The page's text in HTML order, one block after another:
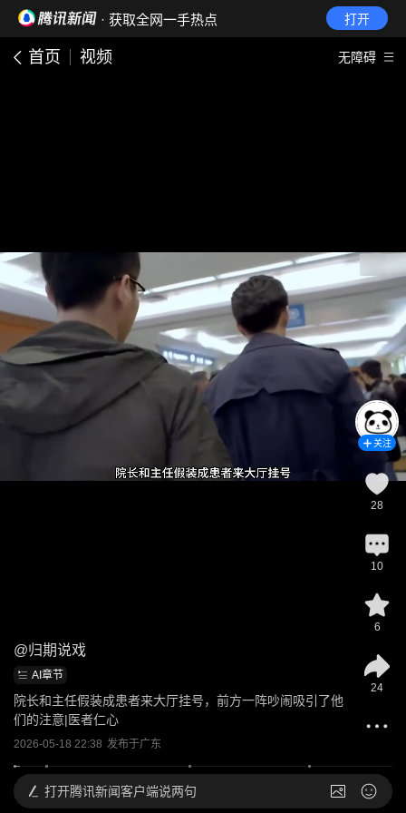
· 获取全网一手热点 打开
首页 视频 无障碍
@归期说戏
AI章节
院长和主任假装成患者来大厅挂号，前方一阵吵闹吸引了他
们的注意|医者仁心
2026-05-18 22:38 发布于广东
关注
28
10
6
24
打开腾讯新闻客户端说两句